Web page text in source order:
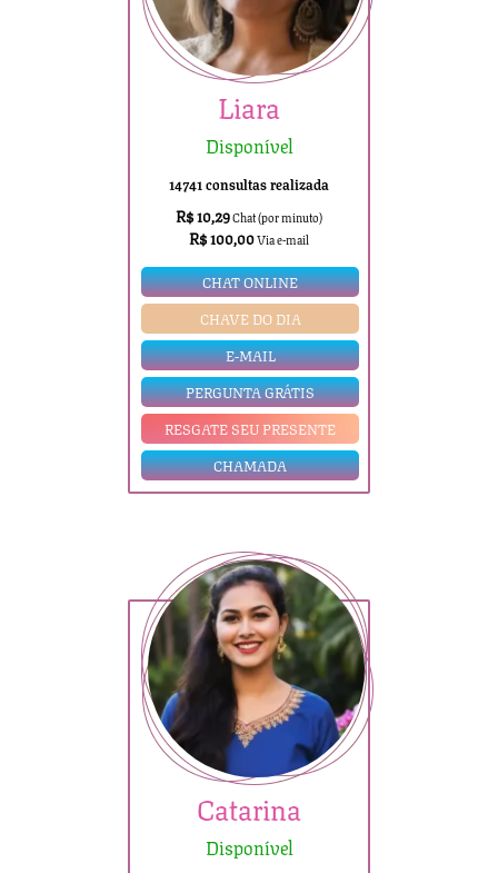
Liara
Disponível
14741 consultas realizada
R$ 10,29Chat (por minuto)
R$ 100,00Via e-mail
CHAT ONLINE
CHAVE DO DIA
E-MAIL
PERGUNTA GRÁTIS
RESGATE SEU PRESENTE
CHAMADA
Catarina
Disponível